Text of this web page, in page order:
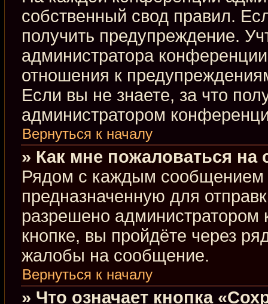
собственный свод правил.
получить предупреждение.
администратора
отношения к
Если вы не знаете, за что
администратором
Вернуться к началу
» Как мне пожаловаться
Рядом с каждым сообщением
предназначенную для
разрешено
кнопке, вы пройдёте через
жалобы на сообщение.
Вернуться к началу
» Что означает кнопка